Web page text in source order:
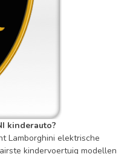
kinderauto?
Lamborghini elektrische
kindervoertuig modellen